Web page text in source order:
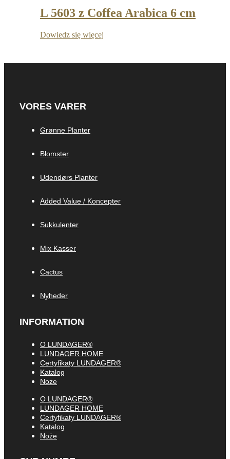
L 5603 z Coffea Arabica 6 cm
Dowiedz się więcej
VORES VARER
Grønne Planter
Blomster
Udendørs Planter
Added Value / Koncepter
Sukkulenter
Mix Kasser
Cactus
Nyheder
INFORMATION
O LUNDAGER®
LUNDAGER HOME
Certyfikaty LUNDAGER®
Katalog
Noże
O LUNDAGER®
LUNDAGER HOME
Certyfikaty LUNDAGER®
Katalog
Noże